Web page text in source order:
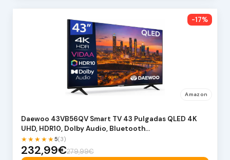
-17%
Amazon
Daewoo 43VB56QV Smart TV 43 Pulgadas QLED 4K
UHD, HDR10, Dolby Audio, Bluetooth…
★★★★★5(3)
232,99€279,99€